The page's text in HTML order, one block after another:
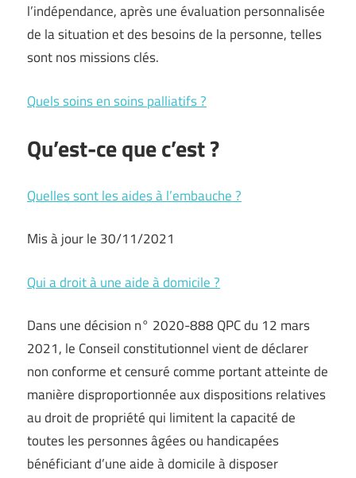
l’indépendance, après une évaluation personnalisée
de la situation et des besoins de la personne, telles
sont nos missions clés.
Quels soins en soins palliatifs ?
Qu’est-ce que c’est ?
Quelles sont les aides à l’embauche ?
Mis à jour le 30/11/2021
Qui a droit à une aide à domicile ?
Dans une décision n° 2020-888 QPC du 12 mars
2021, le Conseil constitutionnel vient de déclarer
non conforme et censuré comme portant atteinte de
manière disproportionnée aux dispositions relatives
au droit de propriété qui limitent la capacité de
toutes les personnes âgées ou handicapées
bénéficiant d’une aide à domicile à disposer